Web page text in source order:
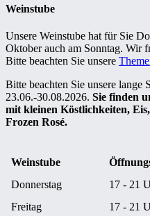
Weinstube
Unsere Weinstube hat für Sie
Oktober auch am Sonntag. Wir
Bitte beachten Sie unsere
Bitte beachten Sie unsere lange
23.06.-30.08.2026. Sie finden
mit kleinen Köstlichkeiten,
Frozen Rosé.
Weinstube
Donnerstag
17 - 21
Freitag
17 - 21